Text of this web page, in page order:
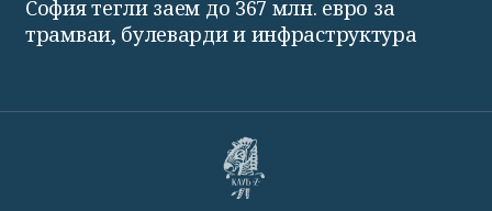
София тегли заем до 367 млн. евро за
трамваи, булеварди и инфраструктура